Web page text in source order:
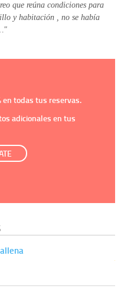
que reúna condiciones para
y habitación , no se había
en todas tus reservas.
adicionales en tus